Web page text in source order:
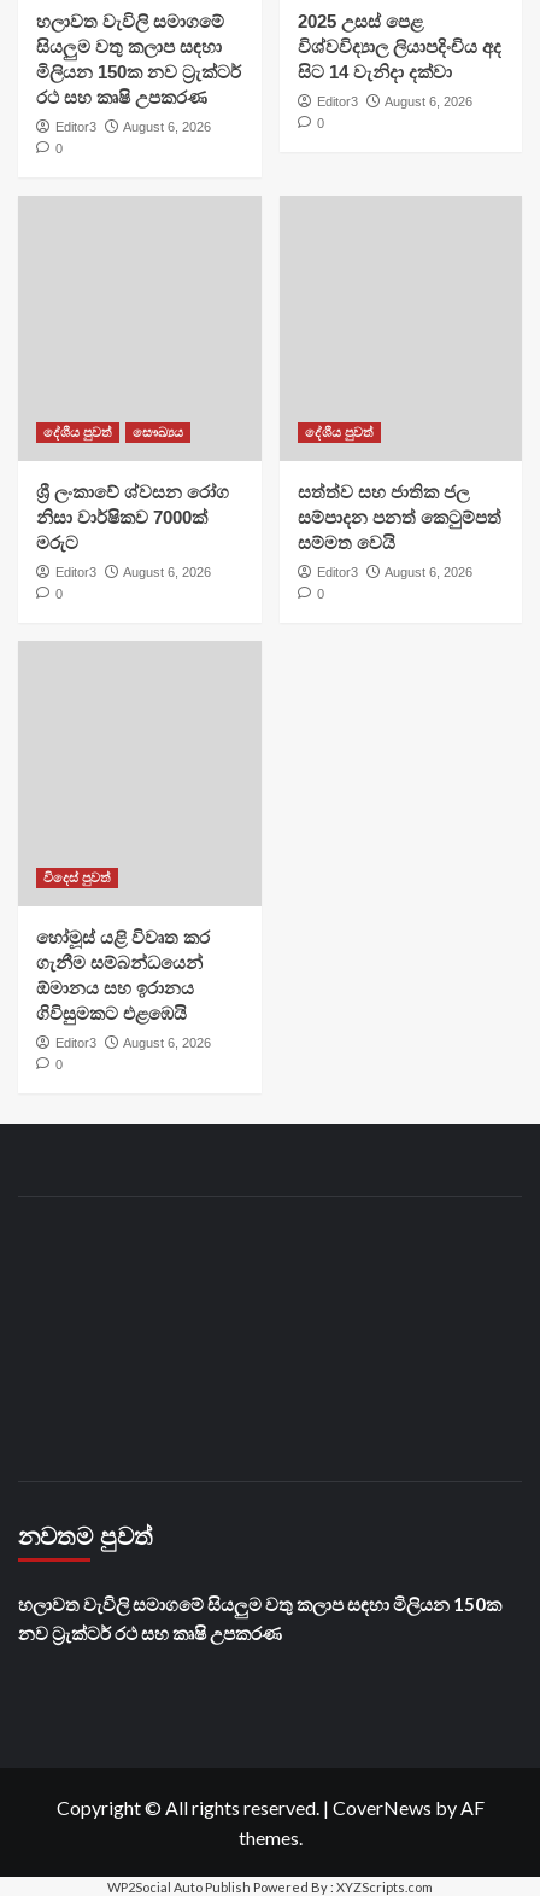
හලාවත වැවිලි සමාගමේ
සියලුම වතු කලාප සඳහා
මිලියන 150ක නව ට්‍රැක්ටර්
රථ සහ කෘෂි උපකරණ
Editor3
August 6, 2026
0
​2025 උසස් පෙළ
විශ්වවිද්‍යාල ලියාපදිංචිය අද
සිට 14 වැනිදා දක්වා
Editor3
August 6, 2026
0
දේශීය පුවත් සෞඛ්‍යය
ශ්‍රී ලංකාවේ ශ්වසන රෝග
නිසා වාර්ෂිකව 7000ක්
මරුට
Editor3
August 6, 2026
0
දේශීය පුවත්
සත්ත්ව සහ ජාතික ජල
සම්පාදන පනත් කෙටුම්පත්
සම්මත වෙයි
Editor3
August 6, 2026
0
විදෙස් පුවත්
හෝමූස් යළි විවෘත කර
ගැනීම සම්බන්ධයෙන්
ඕමානය සහ ඉරානය
ගිවිසුමකට එළඹෙයි
Editor3
August 6, 2026
0
නවතම පුවත්
හලාවත වැවිලි සමාගමේ සියලුම වතු කලාප සඳහා මිලියන 150ක
නව ට්‍රැක්ටර් රථ සහ කෘෂි උපකරණ
Copyright © All rights reserved. | CoverNews by AF
themes.
WP2Social Auto Publish Powered By : XYZScripts.com